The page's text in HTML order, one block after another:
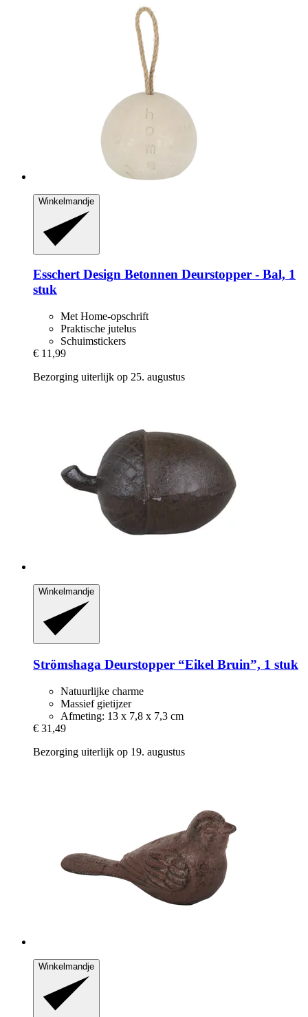
Winkelmandje
Esschert Design Betonnen Deurstopper -​ Bal, 1
stuk
Met Home-opschrift
Praktische jutelus
Schuimstickers
€ 11,99
Bezorging uiterlijk op 25. augustus
Winkelmandje
Strömshaga Deurstopper “Eikel Bruin”, 1 stuk
Natuurlijke charme
Massief gietijzer
Afmeting: 13 x 7,8 x 7,3 cm
€ 31,49
Bezorging uiterlijk op 19. augustus
Winkelmandje